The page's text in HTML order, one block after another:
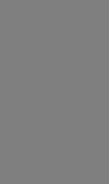
skorupiaków oraz roślin